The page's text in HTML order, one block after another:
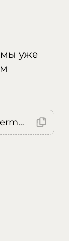
мы уже
Error: (intermediate value)(intermediate value)(intermediate value).replaceAll is not a function